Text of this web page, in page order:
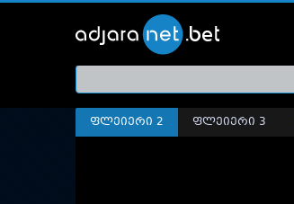
ფლეიერი 2 ფლეიერი 3